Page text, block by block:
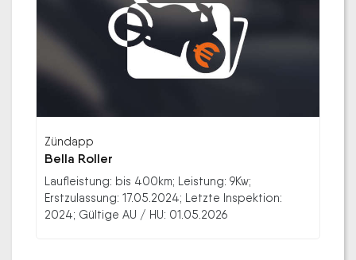
Zündapp
Bella Roller
Laufleistung: bis 400km; Leistung: 9Kw;
Erstzulassung: 17.05.2024; Letzte Inspektion:
2024; Gültige AU / HU: 01.05.2026